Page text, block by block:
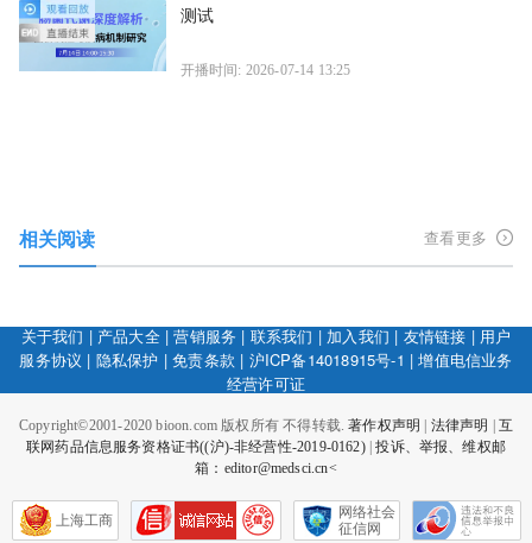
测试
开播时间: 2026-07-14 13:25
相关阅读 查看更多
关于我们 | 产品大全|营销服务 | 联系我们 | 加入我们 | 友情链接 | 用户
服务协议 | 隐私保护 |免责条款 | 沪ICP备14018915号-1 |增值电信业务
经营许可证
Copyright©2001-2020 bioon.com 版权所有 不得转载.著作权声明 法律声明
互
联网药品信息服务资格证书((沪)-非经营性-2019-0162)|投诉、举报、维权邮
箱：editor@medsci.cn<
上海工商
网络社会
征信网